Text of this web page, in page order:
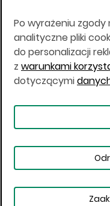
Japonii, ani w
taki materiał
których zgodne z
inwestycyjnych
jest możliwe
w danej
nabycie
Copyright © 2026
Warunki
Po wyrażeniu
analityczne pliki
do personalizacji
z warunkami
dotyczącymi